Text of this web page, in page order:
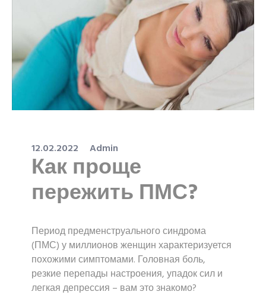
12.02.2022 Admin
Как проще
пережить ПМС?
Период предменструального синдрома
(ПМС) у миллионов женщин характеризуется
похожими симптомами. Головная боль,
резкие перепады настроения, упадок сил и
легкая депрессия – вам это знакомо?